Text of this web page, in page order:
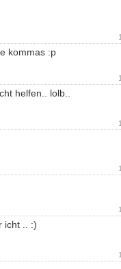
kommas :p
helfen.. lolb..
icht .. :)